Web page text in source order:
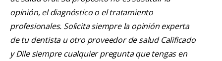
opinión, el diagnóstico o el tratamiento
profesionales. Solicita siempre la opinión experta
de tu dentista u otro proveedor de salud Calificado
y Dile siempre cualquier pregunta que tengas en